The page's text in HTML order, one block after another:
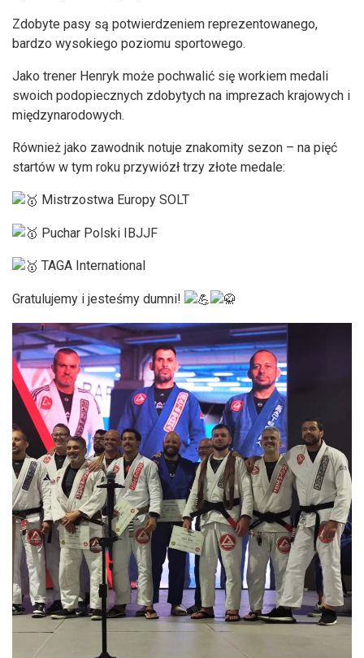
Zdobyte pasy są potwierdzeniem reprezentowanego,
bardzo wysokiego poziomu sportowego.
Jako trener Henryk może pochwalić się workiem medali
swoich podopiecznych zdobytych na imprezach krajowych i
międzynarodowych.
Również jako zawodnik notuje znakomity sezon – na pięć
startów w tym roku przywiózł trzy złote medale:
Mistrzostwa Europy SOLT
Puchar Polski IBJJF
TAGA International
Gratulujemy i jesteśmy dumni!